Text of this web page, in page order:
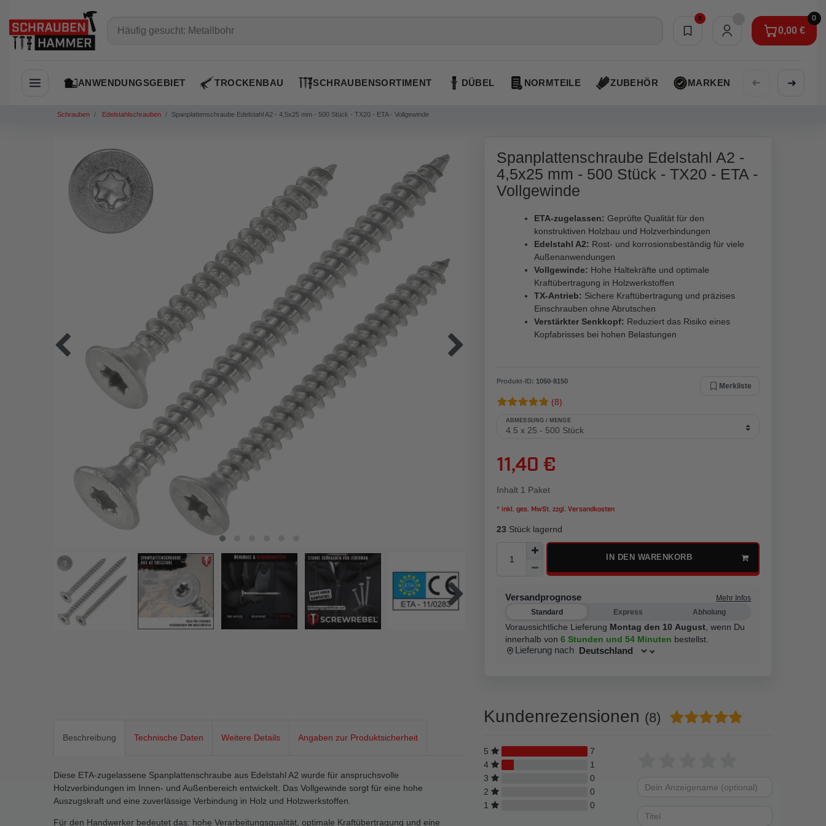
0
Merkliste
0
0,00 €
0,00 €
Navigation öffnen
ANWENDUNGSGEBIET TROCKENBAU SCHRAUBENSORTIMENT DÜBEL NORMTEILE ZUBEHÖR MARKEN AKTIONEN
➜ ➜
Schrauben Edelstahlschrauben Spanplattenschraube Edelstahl A2 - 4,5x25 mm - 500 Stück - TX20 - ETA - Vollgewinde
Spanplattenschraube Edelstahl A2 -
4,5x25 mm - 500 Stück - TX20 - ETA -
Vollgewinde
ETA-zugelassen: Geprüfte Qualität für den
konstruktiven Holzbau und Holzverbindungen
Edelstahl A2: Rost- und korrosionsbeständig für viele
Außenanwendungen
Vollgewinde: Hohe Haltekräfte und optimale
Kraftübertragung in Holzwerkstoffen
TX-Antrieb: Sichere Kraftübertragung und präzises
Einschrauben ohne Abrutschen
Verstärkter Senkkopf: Reduziert das Risiko eines
Kopfabrisses bei hohen Belastungen
Produkt-ID: 1050-8150
Merkliste
(8)
ABMESSUNG / MENGE
11,40 €
Inhalt 1 Paket
* inkl. ges. MwSt. zzgl. Versandkosten
23 Stück lagernd
IN DEN WARENKORB
Versandprognose
Mehr Infos
Standard
Express Abholung
Voraussichtliche Lieferung Montag den 10 August wenn Du
innerhalb von 6 Stunden und 54 Minuten bestellst.
Lieferung nach
Beschreibung Technische Daten Weitere Details Angaben zur Produktsicherheit
Diese ETA-zugelassene Spanplattenschraube aus Edelstahl A2 wurde für anspruchsvolle
Holzverbindungen im Innen- und Außenbereich entwickelt. Das Vollgewinde sorgt für eine hohe
Auszugskraft und eine zuverlässige Verbindung in Holz und Holzwerkstoffen.
Für den Handwerker bedeutet das: hohe Verarbeitungsqualität, optimale Kraftübertragung und eine
Kundenrezensionen (8)
5
7
4
1
3
0
2
0
1
0
von
von
von
von
von
5
Anzeigename